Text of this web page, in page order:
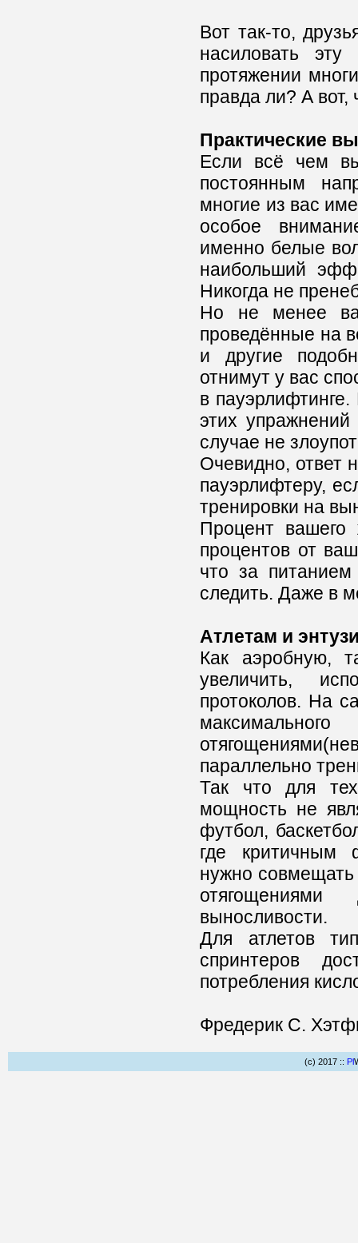
Вот так-то,
насиловать
протяжении
правда ли? А
Практические
Если всё чем
постоянным
многие из вас
особое
именно белые
наибольший
Никогда не
Но не менее
проведённые на
и другие
отнимут у вас
в пауэрлифтинге.
этих
случае не
Очевидно, ответ
пауэрлифтеру,
тренировки на
Процент вашего
процентов от
что за
следить. Даже в
Атлетам и
Как аэробную,
увеличить,
протоколов. На
параллельно
Так что для
мощность не
футбол,
где критичным
нужно совмещать
выносливости.
Для атлетов
спринтеров
потребления
Фредерик С.
(c) 2017 :: Pl